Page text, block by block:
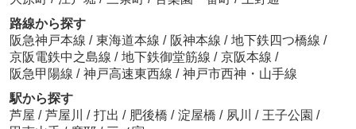
路線から探す
阪急神戸本線 / 東海道本線 / 阪神本線 / 地下鉄四つ橋線 /
京阪電鉄中之島線 / 地下鉄御堂筋線 / 京阪本線 /
阪急甲陽線 / 神戸高速東西線 / 神戸市西神・山手線
駅から探す
芦屋 / 芦屋川 / 打出 / 肥後橋 / 淀屋橋 / 夙川 / 王子公園 /